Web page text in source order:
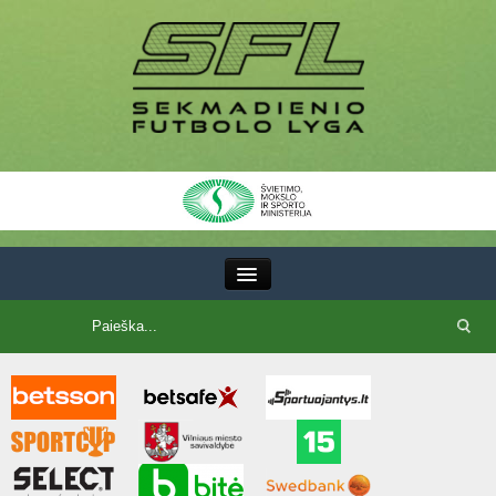
SFL taurė
7x7 CUP